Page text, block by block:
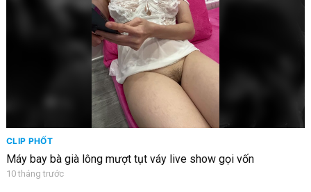
CLIP PHỐT
Máy bay bà già lông mượt tụt váy live show gọi vốn
10 tháng trước